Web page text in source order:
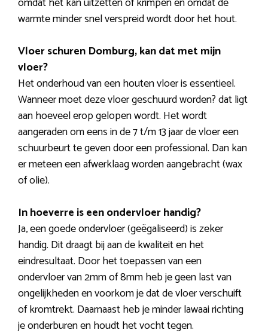
warmte minder snel verspreid wordt door het hout.
Vloer schuren Domburg, kan dat met mijn
vloer?
Het onderhoud van een houten vloer is essentieel.
Wanneer moet deze vloer geschuurd worden? dat ligt
aan hoeveel erop gelopen wordt. Het wordt
aangeraden om eens in de 7 t/m 13 jaar de vloer een
schuurbeurt te geven door een professional. Dan kan
er meteen een afwerklaag worden aangebracht (wax
of olie).
In hoeverre is een ondervloer handig?
Ja, een goede ondervloer (geëgaliseerd) is zeker
handig. Dit draagt bij aan de kwaliteit en het
eindresultaat. Door het toepassen van een
ondervloer van 2mm of 8mm heb je geen last van
ongelijkheden en voorkom je dat de vloer verschuift
of kromtrekt. Daarnaast heb je minder lawaai richting
je onderburen en houdt het vocht tegen.